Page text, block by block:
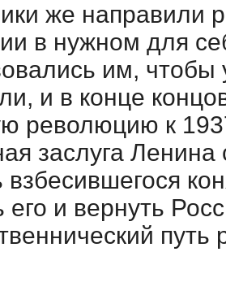
же направили
в нужном для
им, чтобы
и в конце
революцию к
заслуга
взбесившегося
его и вернуть
путь